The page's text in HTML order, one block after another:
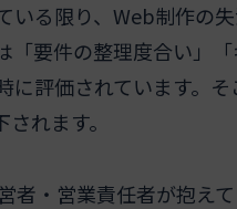
いる限り、Web制作の
要件の整理度合い」
に評価されています。
れます。
者・営業責任者が抱え